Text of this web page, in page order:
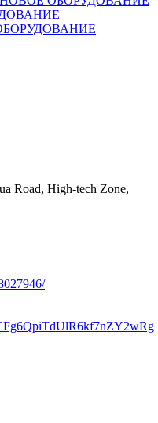
Road, High-tech Zone,